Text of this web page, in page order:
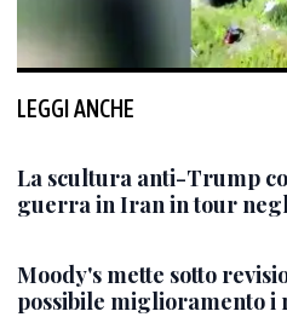
LEGGI ANCHE
La scultura anti-Trump
guerra in Iran in tour
Moody's mette sotto
possibile miglioramento i